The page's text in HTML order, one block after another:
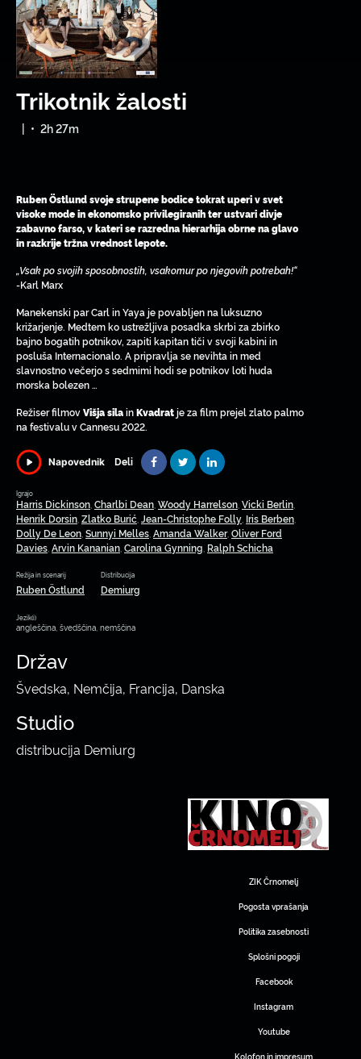
Trikotnik žalosti
| • 2h 27m
Ruben Östlund svoje strupene bodice tokrat uperi v svet
visoke mode in ekonomsko privilegiranih ter ustvari divje
zabavno farso, v kateri se razredna hierarhija obrne na glavo
in razkrije tržna vrednost lepote.
„Vsak po svojih sposobnostih, vsakomur po njegovih potrebah!“
-Karl Marx
Manekenski par Carl in Yaya je povabljen na luksuzno
križarjenje. Medtem ko ustrežljiva posadka skrbi za zbirko
bajno bogatih potnikov, zapiti kapitan tiči v svoji kabini in
posluša Internacionalo. A pripravlja se nevihta in med
slavnostno večerjo s sedmimi hodi se potnikov loti huda
morska bolezen …
Režiser filmovVišja silainKvadratje za film prejel zlato palmo
na festivalu v Cannesu 2022.
Napovednik Deli
Igrajo
Harris Dickinson Charlbi Dean Woody Harrelson Vicki Berlin
Henrik Dorsin Zlatko Burić Jean-Christophe Folly Iris Berben
Dolly De Leon Sunnyi Melles Amanda Walker, Oliver Ford
Davies Arvin Kananian Carolina Gynning Ralph Schicha
Režija in scenarij
Ruben Östlund
Distribucija
Demiurg
Jezik(i)
angleščina, švedščina, nemščina
Držav
Švedska, Nemčija, Francija, Danska
Studio
distribucija Demiurg
ZIK Črnomelj
Pogosta vprašanja
Politika zasebnosti
Splošni pogoji
Facebook
Instagram
Youtube
Kolofon in impresum